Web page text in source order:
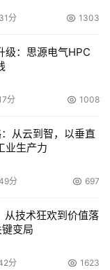
科技创新应用，于
技创新案例，由监
行业痛点等六大维
融科技创新领域作
湾银行、长春农商
在过去五年受到互
用得到广泛重视，
分 1303
级：思源电气HPC
分 1008
从云到智，以垂直
业生产力
分 697
从技术狂欢到价值落
变局
分 1623